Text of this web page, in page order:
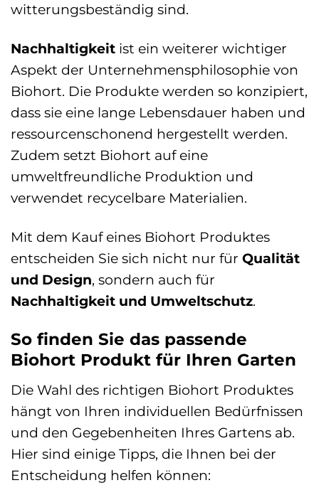
witterungsbeständig sind.
Nachhaltigkeit ist ein weiterer wichtiger
Aspekt der Unternehmensphilosophie von
Biohort. Die Produkte werden so konzipiert,
dass sie eine lange Lebensdauer haben und
ressourcenschonend hergestellt werden.
Zudem setzt Biohort auf eine
umweltfreundliche Produktion und
verwendet recycelbare Materialien.
Mit dem Kauf eines Biohort Produktes
entscheiden Sie sich nicht nur für Qualität
und Design, sondern auch für
Nachhaltigkeit und Umweltschutz.
So finden Sie das passende
Biohort Produkt für Ihren Garten
Die Wahl des richtigen Biohort Produktes
hängt von Ihren individuellen Bedürfnissen
und den Gegebenheiten Ihres Gartens ab.
Hier sind einige Tipps, die Ihnen bei der
Entscheidung helfen können: